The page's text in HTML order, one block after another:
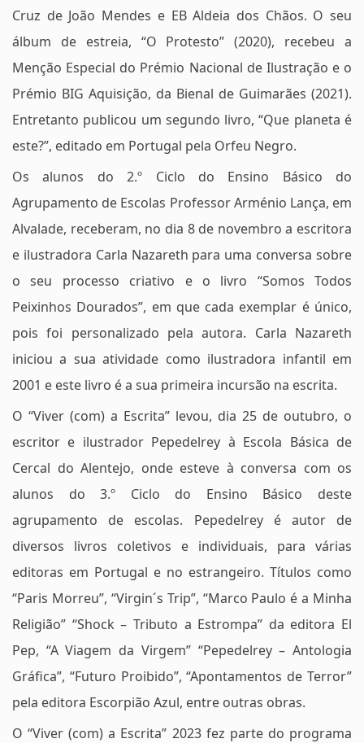
Cruz de João Mendes e EB Aldeia dos Chãos. O seu
álbum de estreia, “O Protesto” (2020), recebeu a
Menção Especial do Prémio Nacional de Ilustração e o
Prémio BIG Aquisição, da Bienal de Guimarães (2021).
Entretanto publicou um segundo livro, “Que planeta é
este?”, editado em Portugal pela Orfeu Negro.
Os alunos do 2.º Ciclo do Ensino Básico do
Agrupamento de Escolas Professor Arménio Lança, em
Alvalade, receberam, no dia 8 de novembro a escritora
e ilustradora Carla Nazareth para uma conversa sobre
o seu processo criativo e o livro “Somos Todos
Peixinhos Dourados”, em que cada exemplar é único,
pois foi personalizado pela autora. Carla Nazareth
iniciou a sua atividade como ilustradora infantil em
2001 e este livro é a sua primeira incursão na escrita.
O “Viver (com) a Escrita” levou, dia 25 de outubro, o
escritor e ilustrador Pepedelrey à Escola Básica de
Cercal do Alentejo, onde esteve à conversa com os
alunos do 3.º Ciclo do Ensino Básico deste
agrupamento de escolas. Pepedelrey é autor de
diversos livros coletivos e individuais, para várias
editoras em Portugal e no estrangeiro. Títulos como
“Paris Morreu”, “Virgin´s Trip”, “Marco Paulo é a Minha
Religião” “Shock – Tributo a Estrompa” da editora El
Pep, “A Viagem da Virgem” “Pepedelrey – Antologia
Gráfica”, “Futuro Proibido”, “Apontamentos de Terror”
pela editora Escorpião Azul, entre outras obras.
O “Viver (com) a Escrita” 2023 fez parte do programa